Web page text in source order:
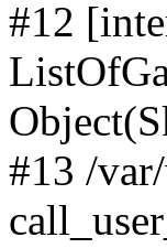
#12
#13 /